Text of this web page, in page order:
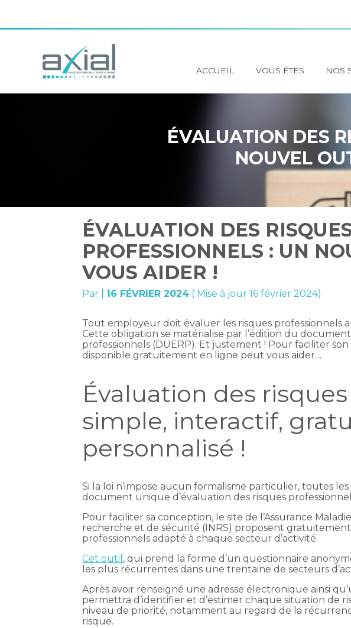
au
Principal
ACCUEIL VOUS ÊTES NOS
ÉVALUATION DES
NOUVEL
ÉVALUATION DES
PROFESSIONNELS : UN
VOUS AIDER !
Par 16 FÉVRIER 2024 ( Mise à jour 16 février 2024)
Tout employeur doit évaluer les risques professionnels
Cette obligation se matérialise par l’édition du
professionnels (DUERP). Et justement ! Pour faciliter
disponible gratuitement en ligne peut vous aider…
Évaluation des
simple, interactif,
personnalisé !
Si la loi n’impose aucun formalisme particulier, toutes
document unique d’évaluation des risques
Pour faciliter sa conception, le site de l’Assurance
recherche et de sécurité (INRS) proposent
professionnels adapté à chaque secteur d’activité.
Cet outil , qui prend la forme d’un questionnaire
les plus récurrentes dans une trentaine de secteurs
Après avoir renseigné une adresse électronique ainsi
permettra d’identifier et d’estimer chaque situation de
niveau de priorité, notamment au regard de la
risque.